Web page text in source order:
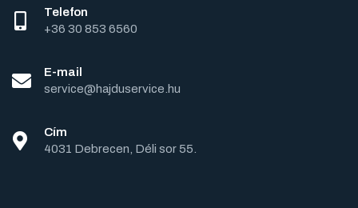
Telefon
+36 30 853 6560
E-mail
service@hajduservice.hu
Cím
4031 Debrecen, Déli sor 55.